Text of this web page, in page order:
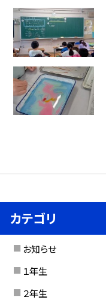
カテゴリ
お知らせ
１年生
２年生